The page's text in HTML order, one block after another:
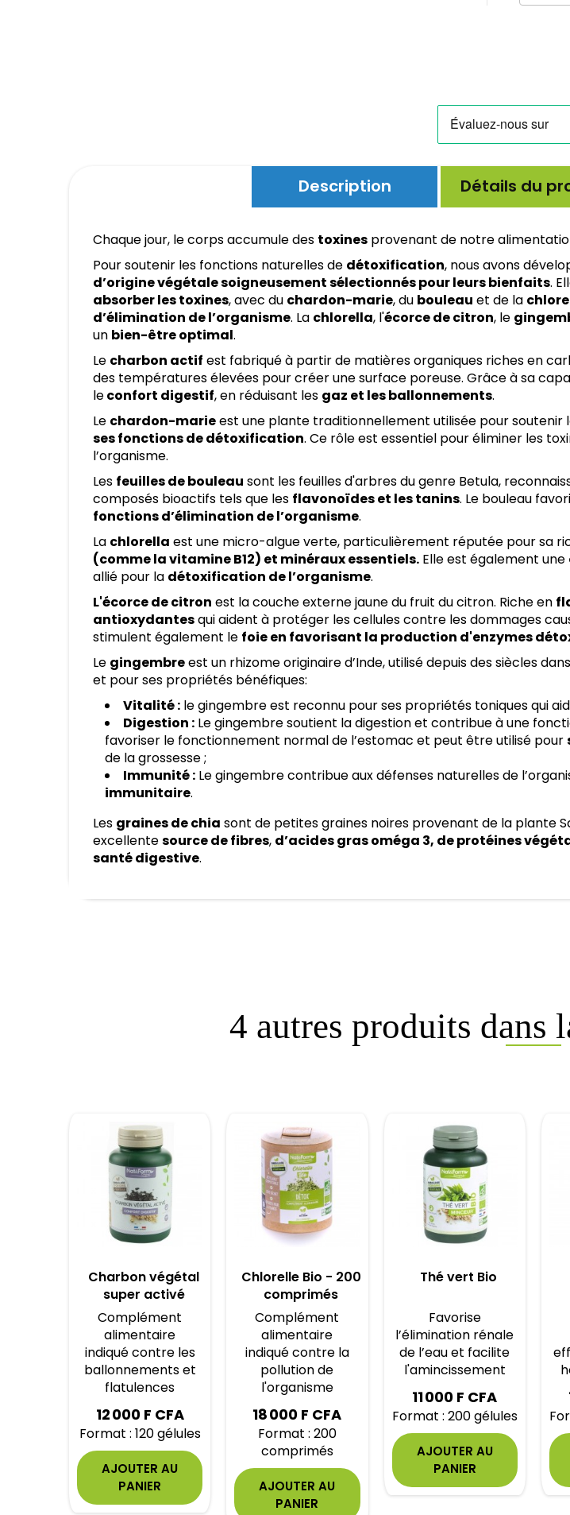
Description Détails du
Chaque jour, le corps accumule des toxines provenant de notre
Pour soutenir les fonctions naturelles de détoxification, nous avons
d’origine végétale soigneusement sélectionnés pour leurs bienfaits.
absorber les toxines, avec du chardon-marie, du bouleau et de la
d’élimination de l’organisme. La chlorella, l'écorce de citron, le
un bien-être optimal.
Le charbon actif est fabriqué à partir de matières organiques riches en
des températures élevées pour créer une surface poreuse. Grâce à sa
leconfort digestif, en réduisant les gaz et les ballonnements.
Le chardon-marieest une plante traditionnellement utilisée pour soutenir
ses fonctions de détoxification. Ce rôle est essentiel pour éliminer les
l’organisme.
Les feuilles de bouleau sont les feuilles d'arbres du genre Betula,
composés bioactifs tels que les flavonoïdes et les tanins. Le bouleau
fonctions d’élimination de l’organisme.
La chlorella est une micro-algue verte, particulièrement réputée pour sa
(comme la vitamine B12) et minéraux essentiels. Elle est également une
allié pour la détoxification de l’organisme.
L'écorce de citron est la couche externe jaune du fruit du citron. Riche en
antioxydantesqui aident à protéger les cellules contre les dommages
stimulent également le foie en favorisant la production d'enzymes
Le gingembreest un rhizome originaire d’Inde, utilisé depuis des siècles
et pour ses propriétés bénéfiques:
Vitalité : le gingembre est reconnu pour ses propriétés toniques qui
Digestion : Le gingembre soutient la digestion et contribue à une
favoriser le fonctionnement normal de l’estomac et peut être utilisé pour
de la grossesse ;
Immunité : Le gingembre contribue aux défenses naturelles de
immunitaire.
Les graines de chia sont de petites graines noires provenant de la plante
excellentesource de fibres, d’acides gras oméga 3, de protéines
santé digestive.
4 autres produits dans
Charbon végétal
super activé
Complément
alimentaire
indiqué contre les
ballonnements et
flatulences
12 000 F CFA
Format : 120 gélules
AJOUTER AU
PANIER
Chlorelle Bio - 200
comprimés
Complément
alimentaire
indiqué contre la
pollution de
l'organisme
18 000 F CFA
Format : 200
comprimés
AJOUTER AU
PANIER
Thé vert Bio
Favorise
l’élimination rénale
de l’eau et facilite
l'amincissement
11 000 F CFA
Format : 200 gélules
AJOUTER AU
PANIER